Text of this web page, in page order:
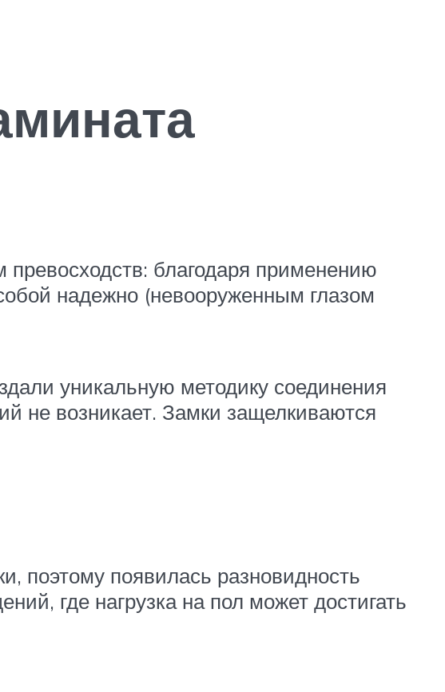
благодаря применению
надежно (невооруженным глазом
уникальную методику соединения
не возникает. Замки защелкиваются
поэтому появилась разновидность
где нагрузка на пол может достигать